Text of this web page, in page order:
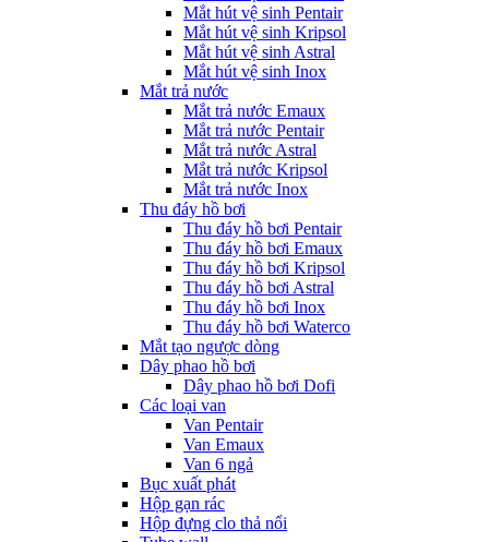
Mắt hút vệ sinh Pentair
Mắt hút vệ sinh Kripsol
Mắt hút vệ sinh Astral
Mắt hút vệ sinh Inox
Mắt trả nước
Mắt trả nước Emaux
Mắt trả nước Pentair
Mắt trả nước Astral
Mắt trả nước Kripsol
Mắt trả nước Inox
Thu đáy hồ bơi
Thu đáy hồ bơi Pentair
Thu đáy hồ bơi Emaux
Thu đáy hồ bơi Kripsol
Thu đáy hồ bơi Astral
Thu đáy hồ bơi Inox
Thu đáy hồ bơi Waterco
Mắt tạo ngược dòng
Dây phao hồ bơi
Dây phao hồ bơi Dofi
Các loại van
Van Pentair
Van Emaux
Van 6 ngả
Bục xuất phát
Hộp gạn rác
Hộp đựng clo thả nổi